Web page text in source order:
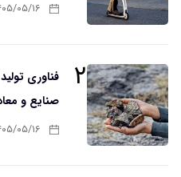
۱۴۰۵/۰۵/۱۶
۲
فناوری
صنایع و
۱۴۰۵/۰۵/۱۶